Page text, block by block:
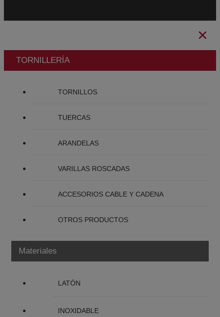
TORNILLERÍA
TORNILLOS
TUERCAS
ARANDELAS
VARILLAS ROSCADAS
ACCESORIOS CABLE Y CADENA
OTROS PRODUCTOS
Materiales
LATÓN
INOXIDABLE